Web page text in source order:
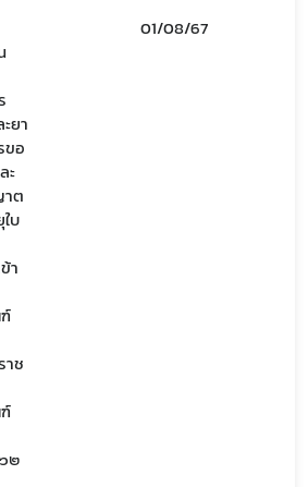
ยา
ขอ
ะ
ต
บ
า
าช
๒
01/08/67